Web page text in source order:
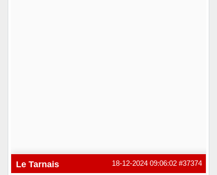
#37374
18-12-2024 09:06:02
Le Tarnais